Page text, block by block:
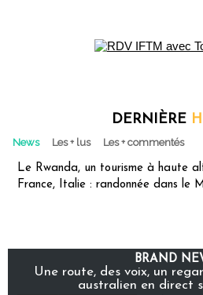
DERNIÈRE
News Les + lus Les + commentés
Le Rwanda, un tourisme à haute
France, Italie : randonnée dans le
BRAND
Une route, des voix, un
australien en direct